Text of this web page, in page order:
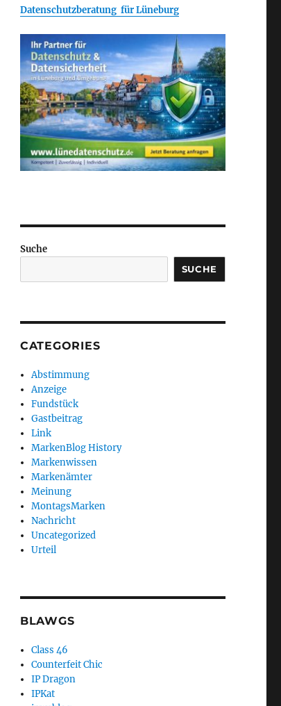
Datenschutzberatung für Lüneburg
Suche
SUCHE
CATEGORIES
Abstimmung
Anzeige
Fundstück
Gastbeitrag
Link
MarkenBlog History
Markenwissen
Markenämter
Meinung
MontagsMarken
Nachricht
Uncategorized
Urteil
BLAWGS
Class 46
Counterfeit Chic
IP Dragon
IPKat